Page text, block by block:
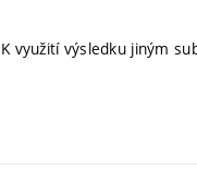
K využití výsledku jiným